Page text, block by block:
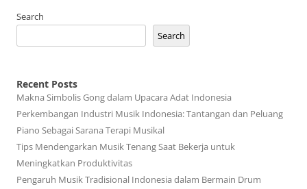
Search
Search
Recent Posts
Makna Simbolis Gong dalam Upacara Adat Indonesia
Perkembangan Industri Musik Indonesia: Tantangan dan Peluang
Piano Sebagai Sarana Terapi Musikal
Tips Mendengarkan Musik Tenang Saat Bekerja untuk
Meningkatkan Produktivitas
Pengaruh Musik Tradisional Indonesia dalam Bermain Drum